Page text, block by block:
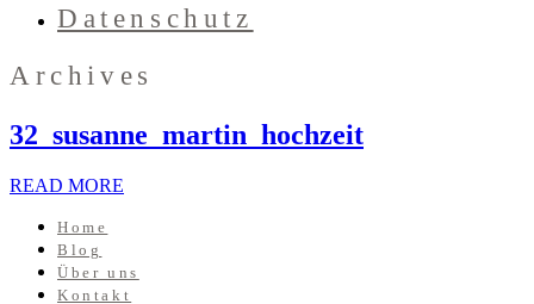
Datenschutz
Archives
32_susanne_martin_hochzeit
READ MORE
Home
Blog
Über uns
Kontakt